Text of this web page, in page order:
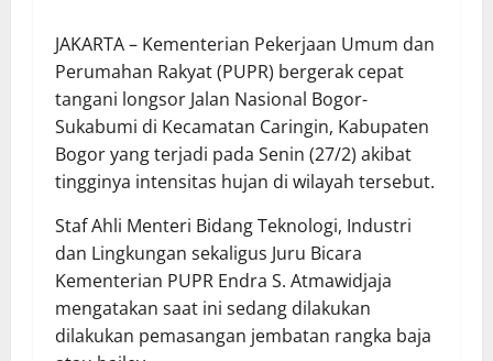
JAKARTA – Kementerian Pekerjaan Umum dan
Perumahan Rakyat (PUPR) bergerak cepat
tangani longsor Jalan Nasional Bogor-
Sukabumi di Kecamatan Caringin, Kabupaten
Bogor yang terjadi pada Senin (27/2) akibat
tingginya intensitas hujan di wilayah tersebut.
Staf Ahli Menteri Bidang Teknologi, Industri
dan Lingkungan sekaligus Juru Bicara
Kementerian PUPR Endra S. Atmawidjaja
mengatakan saat ini sedang dilakukan
dilakukan pemasangan jembatan rangka baja